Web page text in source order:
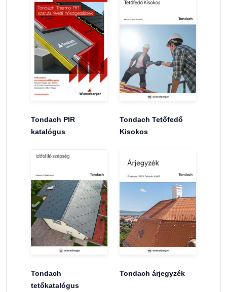
Tondach PIR
katalógus
Tondach Tetőfedő
Kisokos
Tondach
tetőkatalógus
Tondach árjegyzék